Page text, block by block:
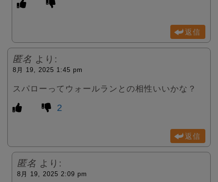
返信
匿名 より:
8月 19, 2025 1:45 pm
スパローってウォールランとの相性いいかな？
2
返信
匿名 より:
8月 19, 2025 2:09 pm